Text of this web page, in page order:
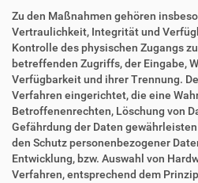
Zu den Maßnahmen gehören
Vertraulichkeit, Integrität und
Kontrolle des physischen Zugangs
betreffenden Zugriffs, der Eingabe,
Verfügbarkeit und ihrer Trennung.
Verfahren eingerichtet, die eine
Betroffenenrechten, Löschung von
Gefährdung der Daten
den Schutz personenbezogener
Entwicklung, bzw. Auswahl von
Verfahren, entsprechend dem